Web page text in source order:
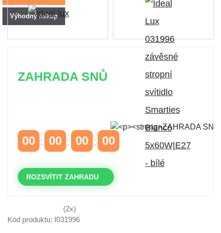
Výhodný nákup
ZAHRADA SNŮ
00 00 00 00
ROZSVÍTIT ZAHRADU
(2x)
Kód produktu: I031996